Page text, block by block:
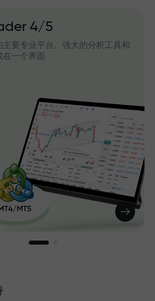
4/5
主要专业平台。强大的分析工具和
在一个界面